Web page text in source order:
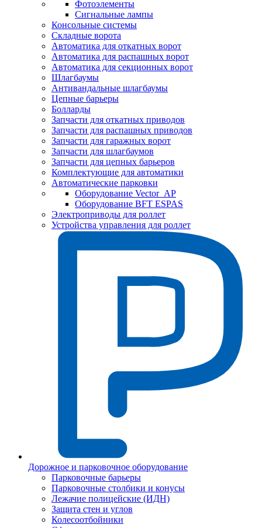
Фотоэлементы
Сигнальные лампы
Консольные системы
Складные ворота
Автоматика для откатных ворот
Автоматика для распашных ворот
Автоматика для секционных ворот
Шлагбаумы
Антивандальные шлагбаумы
Цепные барьеры
Болларды
Запчасти для откатных приводов
Запчасти для распашных приводов
Запчасти для гаражных ворот
Запчасти для шлагбаумов
Запчасти для цепных барьеров
Комплектующие для автоматики
Автоматические парковки
Оборудование Vector_AP
Оборудование BFT ESPAS
Электроприводы для роллет
Устройства управления для роллет
Дорожное и парковочное оборудование
Парковочные барьеры
Парковочные столбики и конусы
Лежачие полицейские (ИДН)
Защита стен и углов
Колесоотбойники